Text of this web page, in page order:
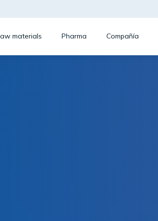
materials Pharma Compañía